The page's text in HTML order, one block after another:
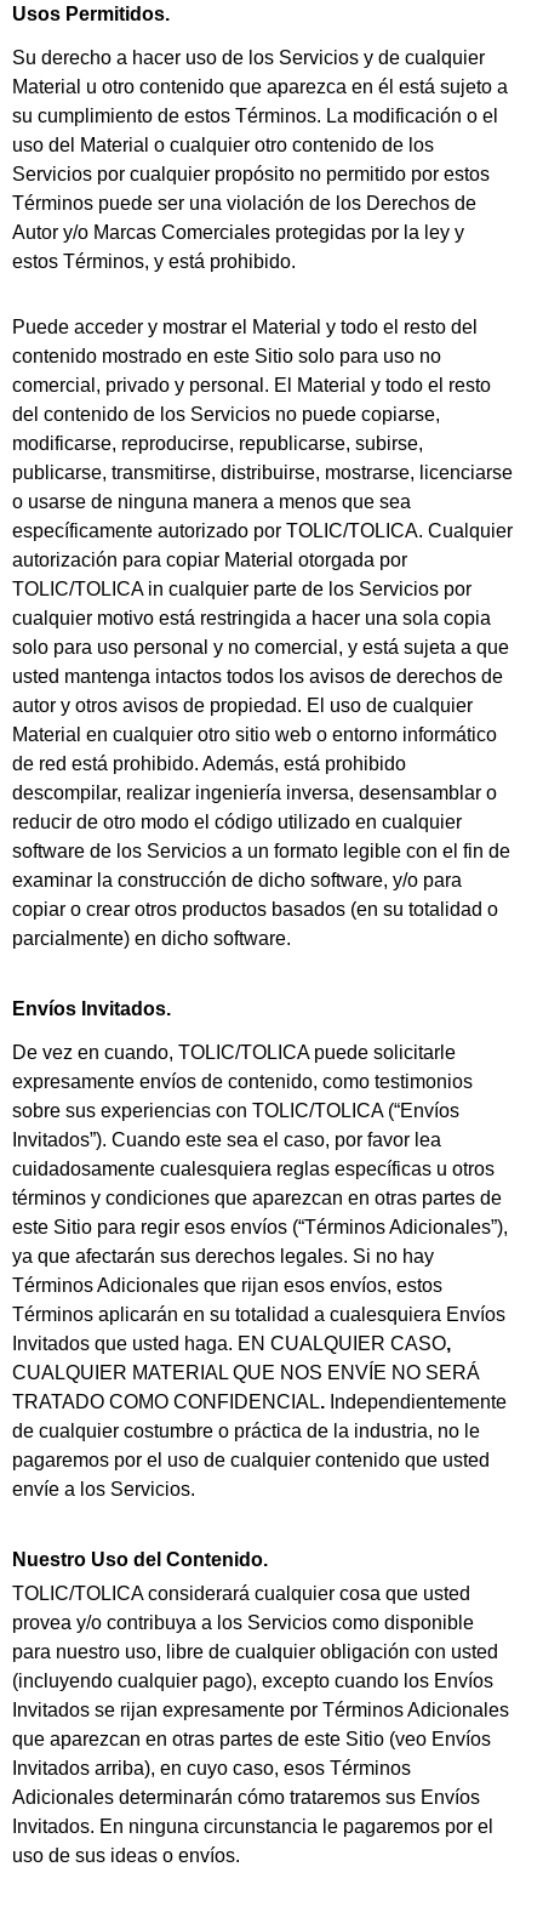
Usos Permitidos.
Su derecho a hacer uso de los Servicios y de cualquier
Material u otro contenido que aparezca en él está sujeto a
su cumplimiento de estos Términos. La modificación o el
uso del Material o cualquier otro contenido de los
Servicios por cualquier propósito no permitido por estos
Términos puede ser una violación de los Derechos de
Autor y/o Marcas Comerciales protegidas por la ley y
estos Términos, y está prohibido.
Puede acceder y mostrar el Material y todo el resto del
contenido mostrado en este Sitio solo para uso no
comercial, privado y personal. El Material y todo el resto
del contenido de los Servicios no puede copiarse,
modificarse, reproducirse, republicarse, subirse,
publicarse, transmitirse, distribuirse, mostrarse, licenciarse
o usarse de ninguna manera a menos que sea
específicamente autorizado por TOLIC/TOLICA. Cualquier
autorización para copiar Material otorgada por
TOLIC/TOLICA in cualquier parte de los Servicios por
cualquier motivo está restringida a hacer una sola copia
solo para uso personal y no comercial, y está sujeta a que
usted mantenga intactos todos los avisos de derechos de
autor y otros avisos de propiedad. El uso de cualquier
Material en cualquier otro sitio web o entorno informático
de red está prohibido. Además, está prohibido
descompilar, realizar ingeniería inversa, desensamblar o
reducir de otro modo el código utilizado en cualquier
software de los Servicios a un formato legible con el fin de
examinar la construcción de dicho software, y/o para
copiar o crear otros productos basados (en su totalidad o
parcialmente) en dicho software.
Envíos Invitados.
De vez en cuando, TOLIC/TOLICA puede solicitarle
expresamente envíos de contenido, como testimonios
sobre sus experiencias con TOLIC/TOLICA (“Envíos
Invitados”). Cuando este sea el caso, por favor lea
cuidadosamente cualesquiera reglas específicas u otros
términos y condiciones que aparezcan en otras partes de
este Sitio para regir esos envíos (“Términos Adicionales”),
ya que afectarán sus derechos legales. Si no hay
Términos Adicionales que rijan esos envíos, estos
Términos aplicarán en su totalidad a cualesquiera Envíos
Invitados que usted haga. EN CUALQUIER CASO,
CUALQUIER MATERIAL QUE NOS ENVÍE NO SERÁ
TRATADO COMO CONFIDENCIAL. Independientemente
de cualquier costumbre o práctica de la industria, no le
pagaremos por el uso de cualquier contenido que usted
envíe a los Servicios.
Nuestro Uso del Contenido.
TOLIC/TOLICA considerará cualquier cosa que usted
provea y/o contribuya a los Servicios como disponible
para nuestro uso, libre de cualquier obligación con usted
(incluyendo cualquier pago), excepto cuando los Envíos
Invitados se rijan expresamente por Términos Adicionales
que aparezcan en otras partes de este Sitio (veo Envíos
Invitados arriba), en cuyo caso, esos Términos
Adicionales determinarán cómo trataremos sus Envíos
Invitados. En ninguna circunstancia le pagaremos por el
uso de sus ideas o envíos.